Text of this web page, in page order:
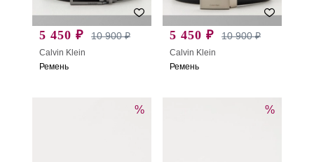
5 450 ₽ 10 900 ₽
Calvin Klein
Ремень
5 450 ₽ 10 900 ₽
Calvin Klein
Ремень
% %